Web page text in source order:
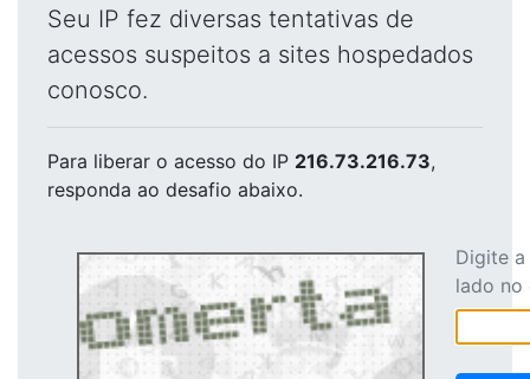
Seu IP fez diversas tentativas de
acessos suspeitos a sites hospedados
conosco.
Para liberar o acesso do IP 216.73.216.73,
responda ao desafio abaixo.
Digite
lado no